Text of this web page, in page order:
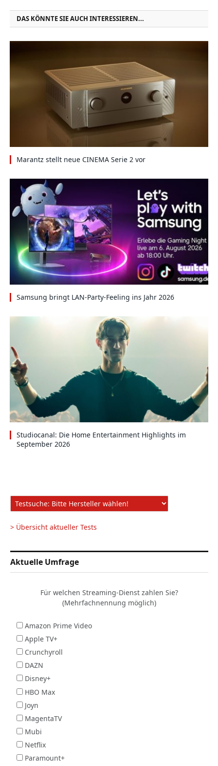
DAS KÖNNTE SIE AUCH INTERESSIEREN...
Marantz stellt neue CINEMA Serie 2 vor
Samsung bringt LAN-Party-Feeling ins Jahr 2026
Studiocanal: Die Home Entertainment Highlights im
September 2026
> Übersicht aktueller Tests
Aktuelle Umfrage
Für welchen Streaming-Dienst zahlen Sie?
(Mehrfachnennung möglich)
Amazon Prime Video
Apple TV+
Crunchyroll
DAZN
Disney+
HBO Max
Joyn
MagentaTV
Mubi
Netflix
Paramount+